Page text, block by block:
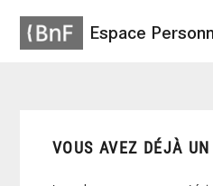
Espace
VOUS AVEZ DÉJÀ